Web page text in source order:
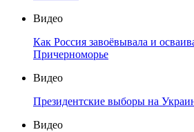
Видео
Как Россия завоёвывала и
Причерноморье
Видео
Президентские выборы на
Видео